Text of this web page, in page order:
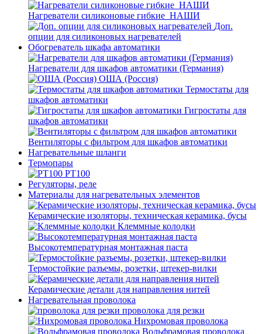
Нагреватели силиконовые гибкие_НАШИ
Доп.
опции для силиконовых нагревателей
Обогреватель шкафа автоматики
Нагреватели для шкафов автоматики (Германия)
ОША (Россия)
Термостаты для
шкафов автоматики
Гигростаты для
шкафов автоматики
Вентиляторы с фильтром для шкафов автоматики
Нагревательные шланги
Термопары
PT100
Регуляторы, реле
Материалы для нагревательных элементов
Керамические изоляторы, техническая керамика, бусы
Клеммные колодки
Высокотемпературная монтажная паста
Термостойкие разъемы, розетки, штекер-вилки
Керамические детали для направления нитей
Нагревательная проволока
проволока для резки
Нихромовая проволока
Вольфрамовая проволока